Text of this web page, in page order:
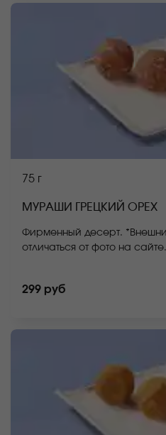
75 г
МУРАШИ ГРЕЦКИЙ ОРЕХ
Фирменный десерт.
отличаться от фото на сайте.
299 руб